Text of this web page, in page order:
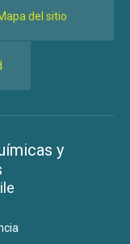
del sitio
y